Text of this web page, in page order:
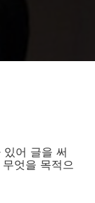
어 글을 써
엇을 목적으